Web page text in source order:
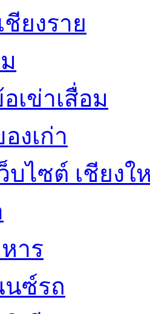
ชียงราย
เข่าเสื่อม
งเก่า
บไซต์ เชียงใ
าร
ซ์รถ